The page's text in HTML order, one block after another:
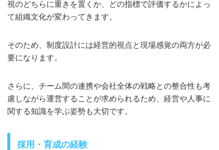
視のどちらに重きを置くか、どの指標で評価するかによっ
て組織文化が変わってきます。
そのため、制度設計には経営的視点と現場感覚の両方が必
要になります。
さらに、チーム間の連携や会社全体の戦略との整合性も考
慮しながら運営することが求められるため、経営や人事に
関する知識を学ぶ姿勢も大切です。
採用・育成の経験